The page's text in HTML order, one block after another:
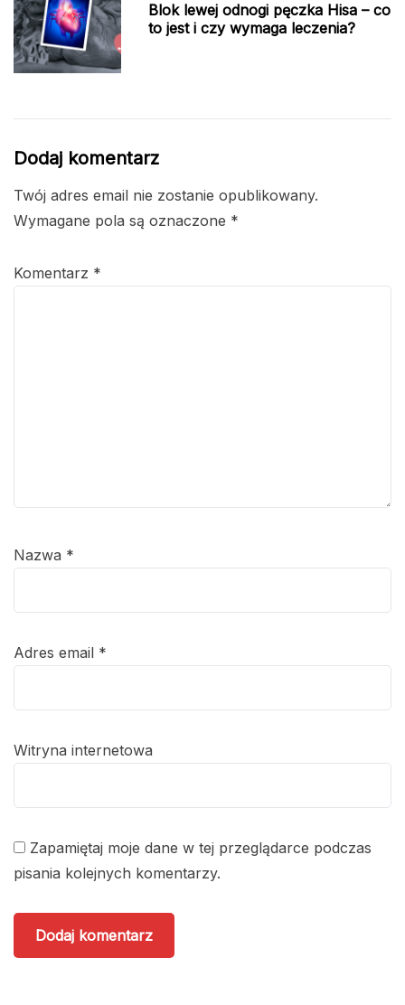
Blok lewej odnogi pęczka Hisa – co
to jest i czy wymaga leczenia?
Dodaj komentarz
Twój adres email nie zostanie opublikowany.
Wymagane pola są oznaczone *
Komentarz *
Nazwa *
Adres email *
Witryna internetowa
Zapamiętaj moje dane w tej przeglądarce podczas
pisania kolejnych komentarzy.